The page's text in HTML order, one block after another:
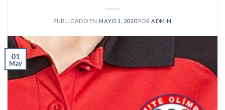
PUBLICADO EN MAYO 1, 2020POR ADMIN
01
May